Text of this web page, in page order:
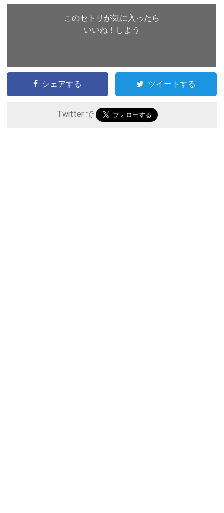
このセトリが気に入ったら
いいね！しよう
シェアする ツイートする
Twitter で